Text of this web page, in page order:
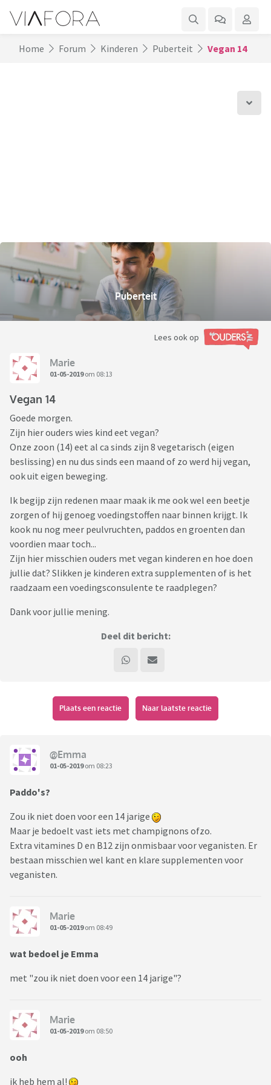
Home Forum Kinderen Puberteit Vegan 14
Puberteit
Lees ook op
Marie
01-05-2019om 08:13
Vegan 14
Goede morgen.
Zijn hier ouders wies kind eet vegan?
Onze zoon (14) eet al ca sinds zijn 8 vegetarisch (eigen
beslissing) en nu dus sinds een maand of zo werd hij vegan,
ook uit eigen beweging.
Ik begijp zijn redenen maar maak ik me ook wel een beetje
zorgen of hij genoeg voedingstoffen naar binnen krijgt. Ik
kook nu nog meer peulvruchten, paddos en groenten dan
voordien maar toch...
Zijn hier misschien ouders met vegan kinderen en hoe doen
jullie dat? Slikken je kinderen extra supplementen of is het
raadzaam een voedingsconsulente te raadplegen?
Dank voor jullie mening.
Deel dit bericht:
Plaats een reactie Naar laatste reactie
@Emma
01-05-2019om 08:23
Paddo's?
Zou ik niet doen voor een 14 jarige
Maar je bedoelt vast iets met champignons ofzo.
Extra vitamines D en B12 zijn onmisbaar voor veganisten. Er
bestaan misschien wel kant en klare supplementen voor
veganisten.
Marie
01-05-2019om 08:49
wat bedoel je Emma
met "zou ik niet doen voor een 14 jarige"?
Marie
01-05-2019om 08:50
ooh
ik heb hem al!